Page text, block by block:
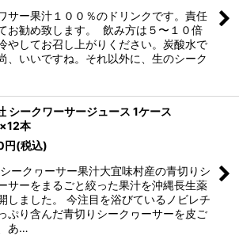
サー果汁１００％のドリンクです。責任
お勧め致します。 飲み方は５〜１０倍
やしてお召し上がりください。炭酸水で
、いいですね。それ以外に、生のシーク
シークワーサージュース 1ケース
本
円(税込)
ークヮーサー果汁大宜味村産の青切りシ
サーをまるごと絞った果汁を沖縄長生薬
しました。 今注目を浴びているノビレチ
ぷり含んだ青切りシークヮーサーを皮ご
あ…